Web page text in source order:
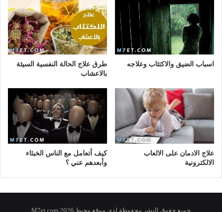
اسباب الضيق والاكتئاب وعلاجه
طرق علاج الحالة النفسية السيئة
بالاعشاب
علاج الادمان على الالعاب
الالكترونية
كيف أتعامل مع الناس الخبثاء
وأبعدهم عني ؟
جميع حقوق النشر محفوظة لدى موقع محيط 2026 M7et.com